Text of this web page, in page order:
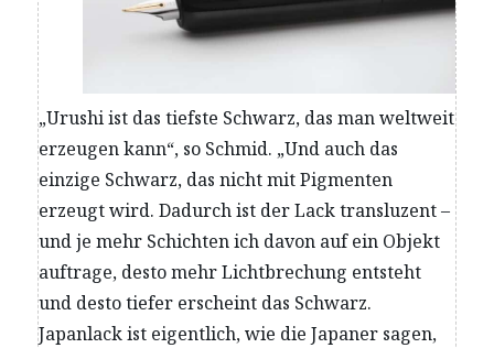
„Urushi ist das tiefste Schwarz, das man weltweit
erzeugen kann“, so Schmid. „Und auch das
einzige Schwarz, das nicht mit Pigmenten
erzeugt wird. Dadurch ist der Lack transluzent –
und je mehr Schichten ich davon auf ein Objekt
auftrage, desto mehr Lichtbrechung entsteht
und desto tiefer erscheint das Schwarz.
Japanlack ist eigentlich, wie die Japaner sagen,